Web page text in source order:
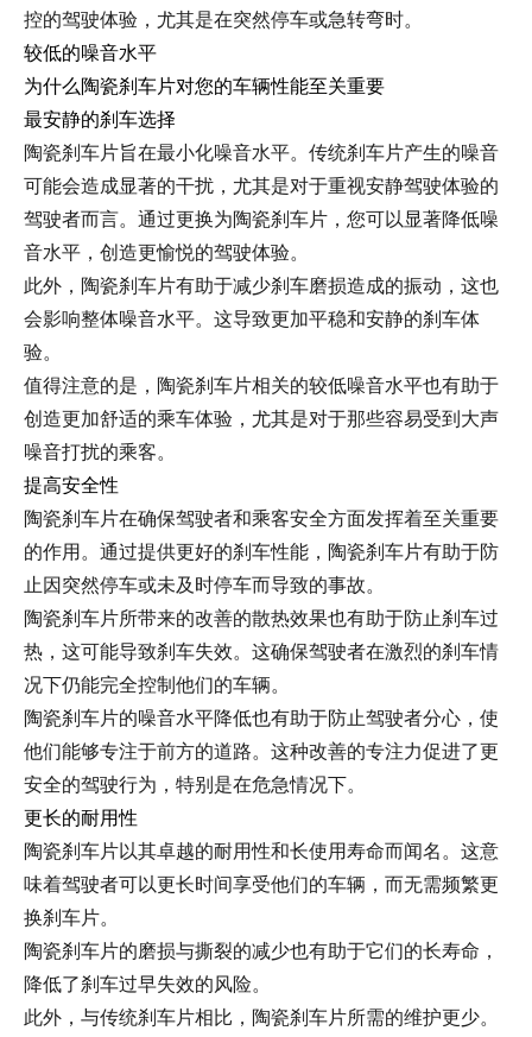
控的驾驶体验，尤其是在突然停车或急转弯时。
较低的噪音水平
为什么陶瓷刹车片对您的车辆性能至关重要
最安静的刹车选择
陶瓷刹车片旨在最小化噪音水平。传统刹车片产生的噪音
可能会造成显著的干扰，尤其是对于重视安静驾驶体验的
驾驶者而言。通过更换为陶瓷刹车片，您可以显著降低噪
音水平，创造更愉悦的驾驶体验。
此外，陶瓷刹车片有助于减少刹车磨损造成的振动，这也
会影响整体噪音水平。这导致更加平稳和安静的刹车体
验。
值得注意的是，陶瓷刹车片相关的较低噪音水平也有助于
创造更加舒适的乘车体验，尤其是对于那些容易受到大声
噪音打扰的乘客。
提高安全性
陶瓷刹车片在确保驾驶者和乘客安全方面发挥着至关重要
的作用。通过提供更好的刹车性能，陶瓷刹车片有助于防
止因突然停车或未及时停车而导致的事故。
陶瓷刹车片所带来的改善的散热效果也有助于防止刹车过
热，这可能导致刹车失效。这确保驾驶者在激烈的刹车情
况下仍能完全控制他们的车辆。
陶瓷刹车片的噪音水平降低也有助于防止驾驶者分心，使
他们能够专注于前方的道路。这种改善的专注力促进了更
安全的驾驶行为，特别是在危急情况下。
更长的耐用性
陶瓷刹车片以其卓越的耐用性和长使用寿命而闻名。这意
味着驾驶者可以更长时间享受他们的车辆，而无需频繁更
换刹车片。
陶瓷刹车片的磨损与撕裂的减少也有助于它们的长寿命，
降低了刹车过早失效的风险。
此外，与传统刹车片相比，陶瓷刹车片所需的维护更少。